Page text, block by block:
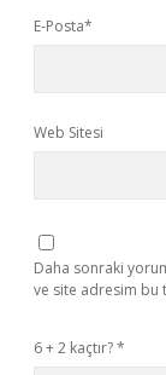
E-Posta*
Web Sitesi
Daha sonraki
ve site adresim bu
6 + 2 kaçtır?*